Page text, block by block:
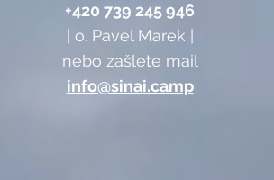
+420 739 245 946
| o. Pavel Marek |
nebo zašlete mail
info@sinai.camp